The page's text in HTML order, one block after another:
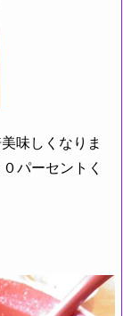
味しくなりま
パーセントく